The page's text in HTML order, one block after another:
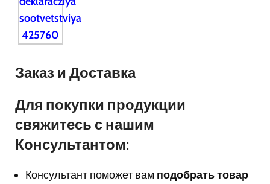
Заказ и Доставка
Для покупки продукции
свяжитесь с нашим
Консультантом:
Консультант поможет вам подобрать товар